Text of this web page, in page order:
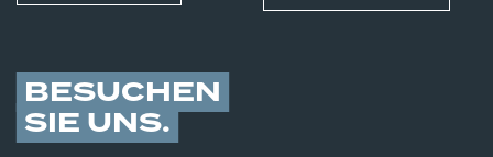
BESUCHEN
SIE UNS